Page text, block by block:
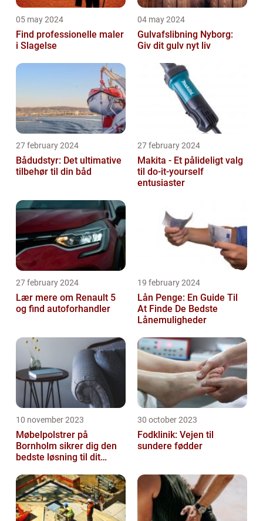
05 may 2024
Find professionelle maler
i Slagelse
04 may 2024
Gulvafslibning Nyborg:
Giv dit gulv nyt liv
27 february 2024
Bådudstyr: Det ultimative
tilbehør til din båd
27 february 2024
Makita - Et pålideligt valg
til do-it-yourself
entusiaster
27 february 2024
Lær mere om Renault 5
og find autoforhandler
19 february 2024
Lån Penge: En Guide Til
At Finde De Bedste
Lånemuligheder
10 november 2023
Møbelpolstrer på
Bornholm sikrer dig den
bedste løsning til dit
30 october 2023
Fodklinik: Vejen til
sundere fødder